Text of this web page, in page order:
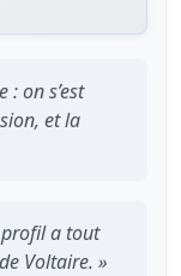
: on s’est
et la
a tout
Voltaire. »